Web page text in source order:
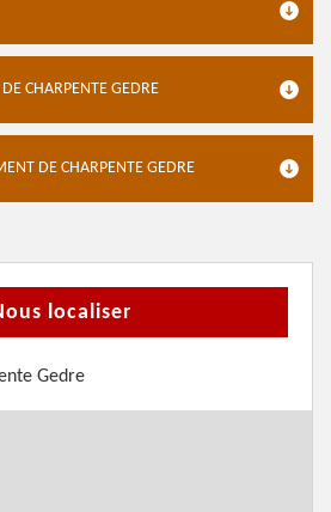
CHARPENTE GEDRE
DE CHARPENTE GEDRE
localiser
Gedre